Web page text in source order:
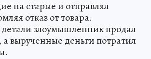
на старые и отправлял
отказ от товара.
злоумышленник продал
вырученные деньги потратил